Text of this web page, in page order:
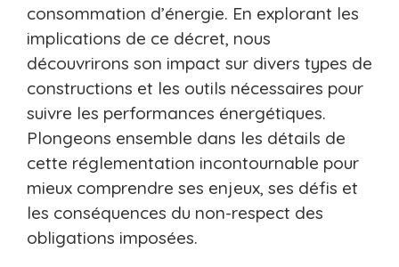
consommation d’énergie. En explorant les
implications de ce décret, nous
découvrirons son impact sur divers types de
constructions et les outils nécessaires pour
suivre les performances énergétiques.
Plongeons ensemble dans les détails de
cette réglementation incontournable pour
mieux comprendre ses enjeux, ses défis et
les conséquences du non-respect des
obligations imposées.